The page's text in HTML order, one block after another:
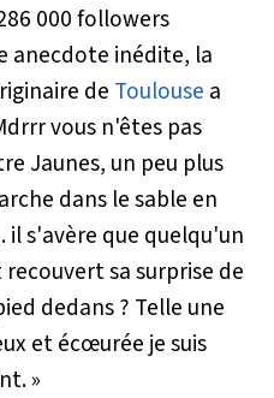
000 followers
anecdote inédite, la
de Toulouse a
vous n'êtes pas
Jaunes, un peu plus
dans le sable en
il s'avère que quelqu'un
sa surprise de
dedans ? Telle une
et écœurée je suis
»